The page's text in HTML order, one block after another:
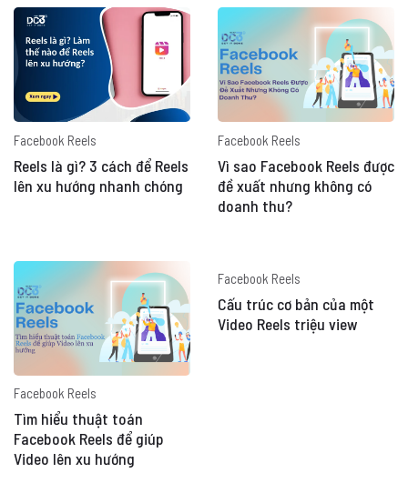
Facebook Reels
Reels là gì? 3 cách để Reels
lên xu hướng nhanh chóng
Facebook Reels
Vì sao Facebook Reels được
đề xuất nhưng không có
doanh thu?
Facebook Reels
Tìm hiểu thuật toán
Facebook Reels để giúp
Video lên xu hướng
Facebook Reels
Cấu trúc cơ bản của một
Video Reels triệu view